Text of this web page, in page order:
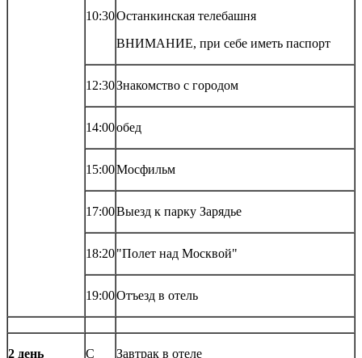
10:30Останкинская телебашня
ВНИМАНИЕ, при себе иметь паспорт
12:30Знакомство с городом
14:00обед
15:00Мосфильм
17:00Выезд к парку Зарядье
18:20"Полет над Москвой"
19:00Отъезд в отель
2 день С Завтрак в отеле